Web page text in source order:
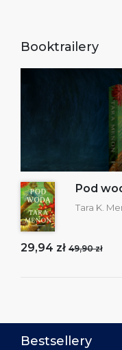
Booktrailery
Pod
Tara K.
29,94 zł 49,90 zł
Bestsellery